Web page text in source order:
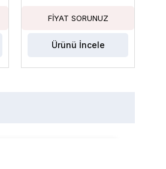
Ürünü İncele